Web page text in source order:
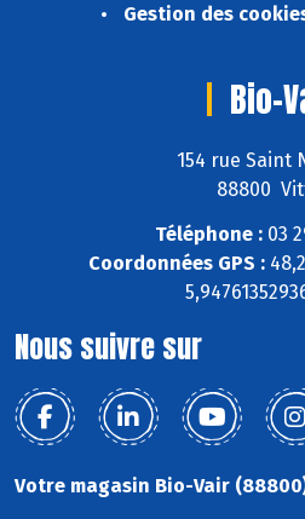
Gestion des
Bio-
154 rue Saint
88800
Téléphone :03
Coordonnées GPS :
Nous suivre sur
Votre magasin Bio-Vair